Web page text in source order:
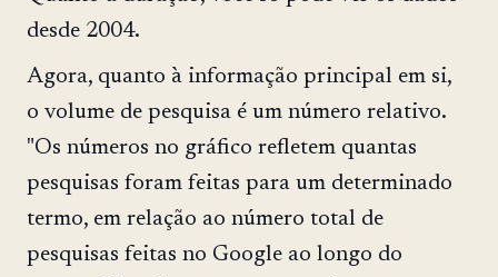
desde 2004.
Agora, quanto à informação principal em si,
o volume de pesquisa é um número relativo.
"Os números no gráfico refletem quantas
pesquisas foram feitas para um determinado
termo, em relação ao número total de
pesquisas feitas no Google ao longo do